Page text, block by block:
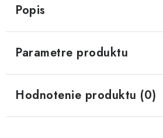
Popis
Parametre produktu
Hodnotenie produktu (0)